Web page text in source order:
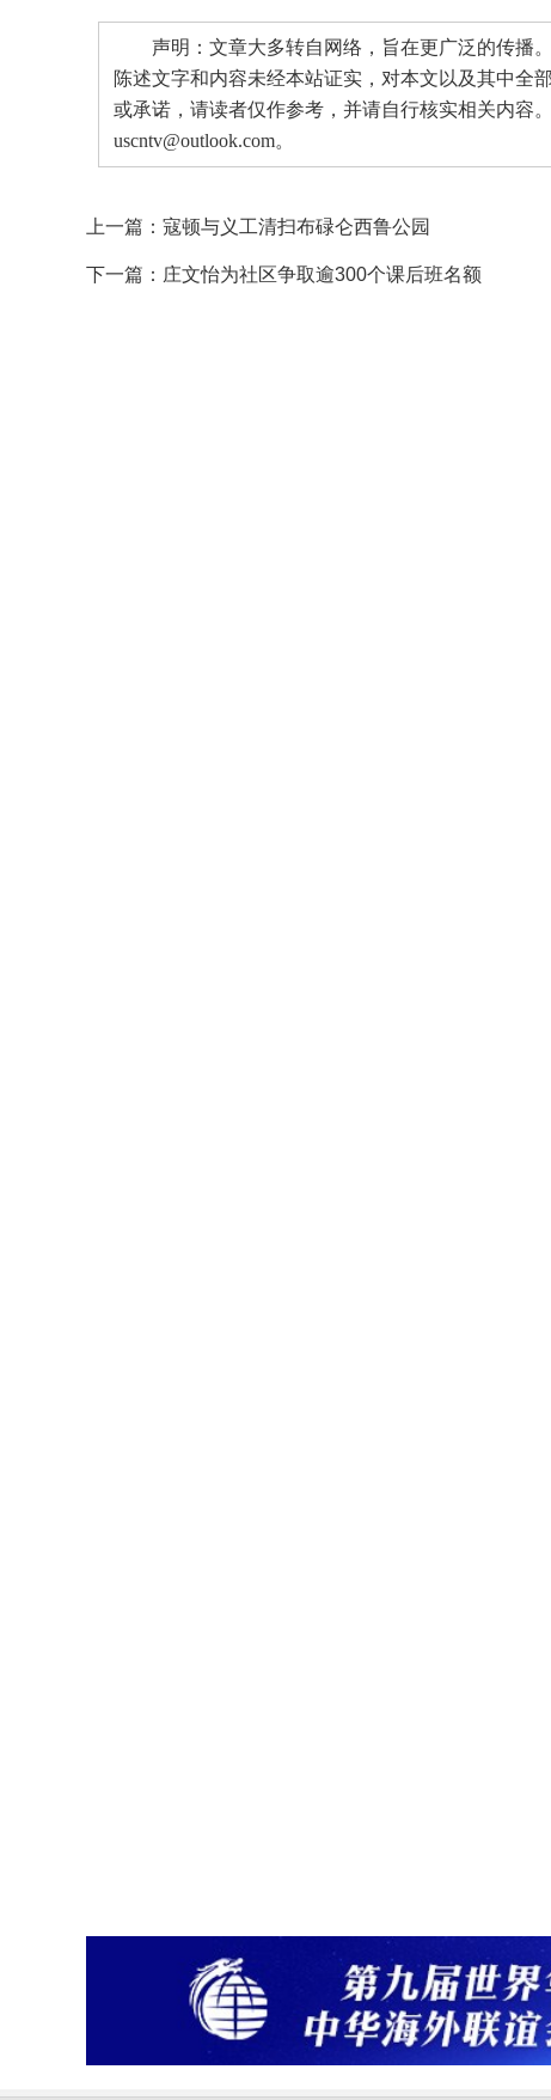
声明：文章大多转自网络，旨在更广泛的传播。
陈述文字和内容未经本站证实，对本文以及其中全
或承诺，请读者仅作参考，并请自行核实相关内容
uscntv@outlook.com。
上一篇： 寇顿与义工清扫布碌仑西鲁公园
下一篇： 庄文怡为社区争取逾300个课后班名额